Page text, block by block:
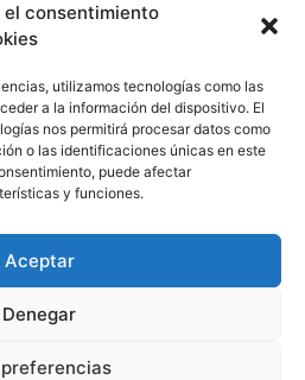
el consentimiento
utilizamos tecnologías como las
a la información del dispositivo. El
nos permitirá procesar datos como
o las identificaciones únicas en este
puede afectar
y funciones.
Aceptar
Denegar